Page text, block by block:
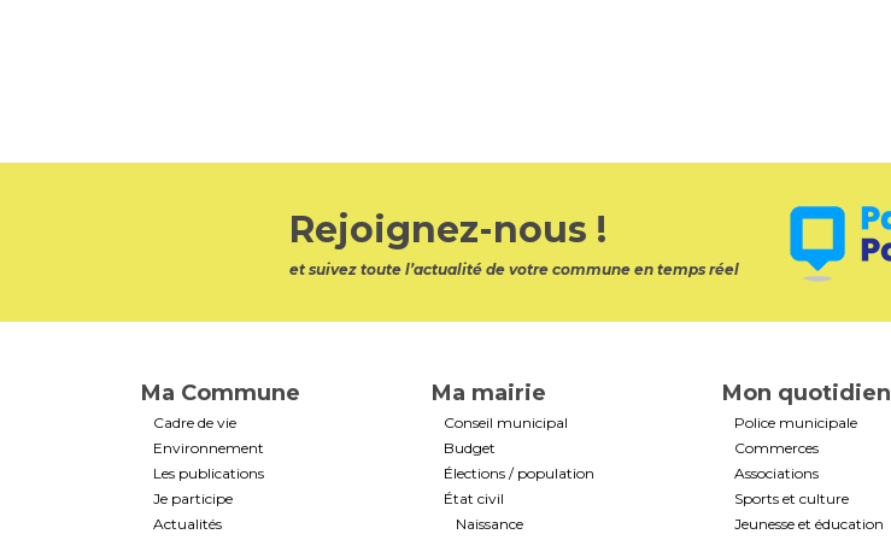
Rejoignez-nous !
et suivez toute l’actualité de votre commune en temps réel
Ma Commune
Cadre de vie
Environnement
Les publications
Je participe
Actualités
Ma mairie
Conseil municipal
Budget
Élections / population
État civil
Naissance
Mon quotidien
Police municipale
Commerces
Associations
Sports et culture
Jeunesse et éducation